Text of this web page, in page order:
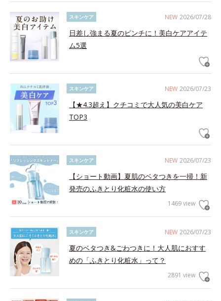
NEW 2026/07/28
スキンケア
日差し強まる夏のピンチに！美白ケアアイテ
ム5選
NEW 2026/07/23
スキンケア
【★4.3超え】クチコミで大人気の美白ケア
TOP3
NEW 2026/07/23
スキンケア
【ショート動画】夏肌のベタつきを一掃！新
発売のふきとり化粧水の使い方
1469 view
NEW 2026/07/23
スキンケア
夏のベタつき&ごわつきに！大人肌におすす
めの「ふきとり化粧水」って？
2891 view